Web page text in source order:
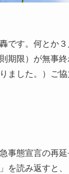
です。何とか３
期限）が無事
ました。）ご
事態宣言の再
を読み返すと